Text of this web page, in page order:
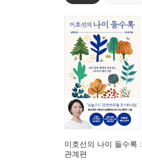
이호선의 나이 들수록 :
관계편